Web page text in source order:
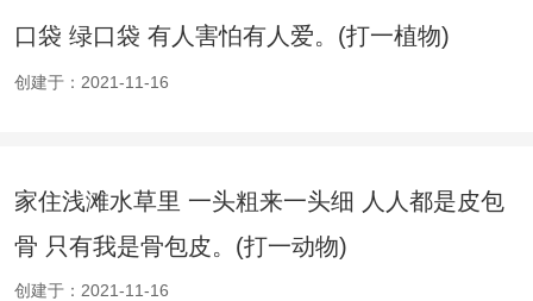
口袋 绿口袋 有人害怕有人爱。(打一植物)
创建于：2021-11-16
家住浅滩水草里 一头粗来一头细 人人都是皮包
骨 只有我是骨包皮。(打一动物)
创建于：2021-11-16